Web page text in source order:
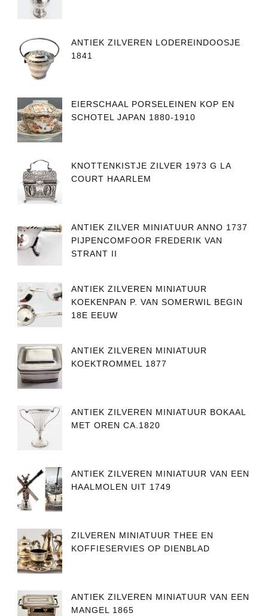
ANTIEK ZILVEREN LODEREINDOOSJE
1841
EIERSCHAAL PORSELEINEN KOP EN
SCHOTEL JAPAN 1880-1910
KNOTTENKISTJE ZILVER 1973 G LA
COURT HAARLEM
ANTIEK ZILVER MINIATUUR ANNO 1737
PIJPENCOMFOOR FREDERIK VAN
STRANT II
ANTIEK ZILVEREN MINIATUUR
KOEKENPAN P. VAN SOMERWIL BEGIN
18E EEUW
ANTIEK ZILVEREN MINIATUUR
KOEKTROMMEL 1877
ANTIEK ZILVEREN MINIATUUR BOKAAL
MET OREN CA.1820
ANTIEK ZILVEREN MINIATUUR VAN EEN
HAALMOLEN UIT 1749
ZILVEREN MINIATUUR THEE EN
KOFFIESERVIES OP DIENBLAD
ANTIEK ZILVEREN MINIATUUR VAN EEN
MANGEL 1865